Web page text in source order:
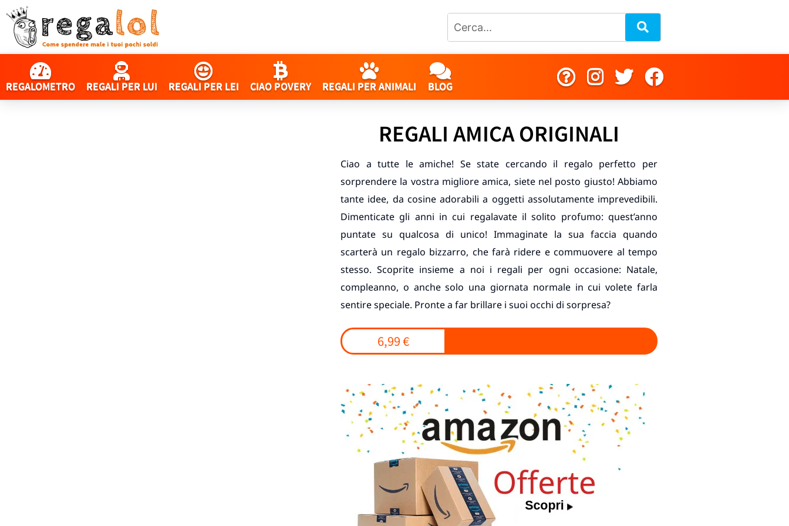
REGALOMETRO REGALI PER LUI REGALI PER LEI CIAO POVERY REGALI PER ANIMALI BLOG
REGALI AMICA ORIGINALI
Ciao a tutte le amiche! Se state cercando il regalo perfetto per
sorprendere la vostra migliore amica, siete nel posto giusto! Abbiamo
tante idee, da cosine adorabili a oggetti assolutamente imprevedibili.
Dimenticate gli anni in cui regalavate il solito profumo: quest’anno
puntate su qualcosa di unico! Immaginate la sua faccia quando
scarterà un regalo bizzarro, che farà ridere e commuovere al tempo
stesso. Scoprite insieme a noi i regali per ogni occasione: Natale,
compleanno, o anche solo una giornata normale in cui volete farla
sentire speciale. Pronte a far brillare i suoi occhi di sorpresa?
6,99 €